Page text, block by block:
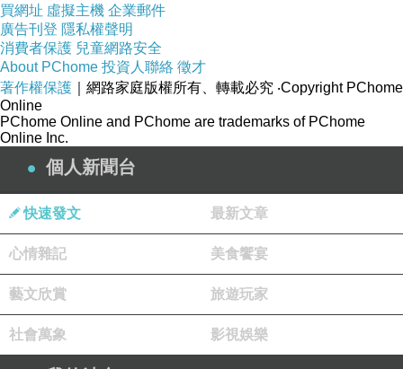
山羊在地上，連滾帶爬，頭上的乾樹枝，斷成
兩截；身上的黃泥，也在拉扯中脫落，狼狽不堪
地，被趕出了牧場。
山羊肚中饑餓，走投無路，只好垂頭喪氣地，
走回原本的荒山羊群。然而，牠身上的黃泥，還沒
洗乾淨，殘留的乾樹枝，還死死纏在角上，看起
來，古怪至極。
山羊一看到同伴，急忙喊道‥「兄弟們！我回
來了！」
帶頭的公羊老大，上下打量著牠，厭惡地，別
過頭，叫道‥
你身上，那股鹿群的傲慢味，和黏糊糊的爛泥，
真叫人看不起！
買網址 虛擬主機 企業郵件
廣告刊登 隱私權聲明
消費者保護 兒童網路安全
About PChome 投資人聯絡 徵才
著作權保護 ｜網路家庭版權所有、轉載必究 ‧Copyright PChome
Online
PChome Online and PChome are trademarks of PChome
Online Inc.
個人新聞台
快速發文 最新文章
心情雜記 美食饗宴
藝文欣賞 旅遊玩家
社會萬象 影視娛樂